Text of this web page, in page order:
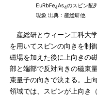
EuRbFe4As4のスピン配
現象 出典：産総研他
産総研とウィーン工科大
を用いてスピンの向きを制
磁場を加えた後に上向きの
部と端部で反対向きの磁束
束量子の向きで決まる。上
領域では、スピンが上向き